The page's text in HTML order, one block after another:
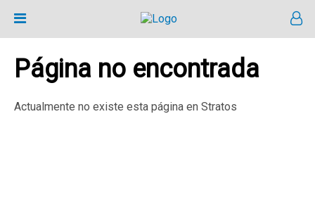
Página no encontrada
Actualmente no existe esta página en Stratos